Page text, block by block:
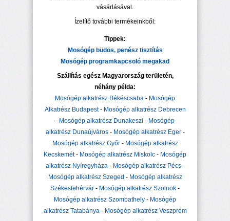
vásárlásával.
Ízelítő további termékeinkből:
Tippek:
Mosógép büdös, penész tisztítás
Mosógép programkapcsoló megakad
Szállítás egész Magyarország területén,
néhány példa:
Mosógép alkatrész Békéscsaba - Mosógép
Alkatrész Budapest- Mosógép alkatrész Debrecen
- Mosógép alkatrész Dunakeszi - Mosógép
alkatrész Dunaújváros- Mosógép alkatrész Eger-
Mosógép alkatrész Győr- Mosógép alkatrész
Kecskemét- Mosógép alkatrész Miskolc - Mosógép
alkatrész Nyíregyháza- Mosógép alkatrész Pécs-
Mosógép alkatrész Szeged - Mosógép alkatrész
Székesfehérvár - Mosógép alkatrész Szolnok -
Mosógép alkatrész Szombathely - Mosógép
alkatrész Tatabánya- Mosógép alkatrész Veszprém